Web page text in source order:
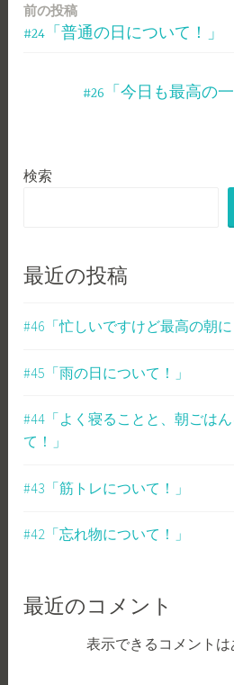
投
ー
ン
前の投稿
#24「普通の日について！」
#26「今日も最高の
検索
最近の投稿
#46「忙しいですけど最高の朝に
#45「雨の日について！」
#44「よく寝ることと、朝ごは
て！」
#43「筋トレについて！」
#42「忘れ物について！」
最近のコメント
表示できるコメントは